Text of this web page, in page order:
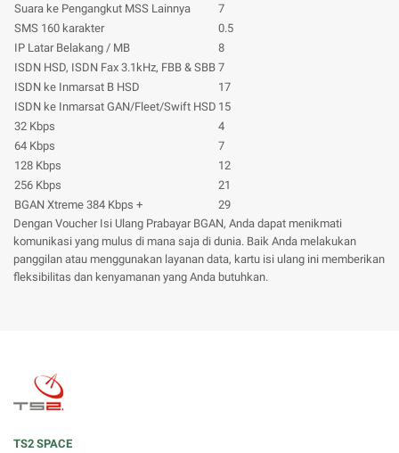
Suara ke Pengangkut MSS Lainnya
7
SMS 160 karakter
0.5
IP Latar Belakang / MB
8
ISDN HSD, ISDN Fax 3.1kHz, FBB & SBB 7
ISDN ke Inmarsat B HSD
17
ISDN ke Inmarsat GAN/Fleet/Swift HSD 15
32 Kbps
4
64 Kbps
7
128 Kbps
12
256 Kbps
21
BGAN Xtreme 384 Kbps +
29
Dengan Voucher Isi Ulang Prabayar BGAN, Anda dapat menikmati
komunikasi yang mulus di mana saja di dunia. Baik Anda melakukan
panggilan atau menggunakan layanan data, kartu isi ulang ini memberikan
fleksibilitas dan kenyamanan yang Anda butuhkan.
TS2 SPACE